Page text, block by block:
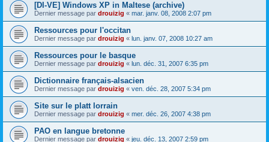
[DI-VE] Windows XP in Maltese (archive)
Dernier message par drouizig « mar. janv. 08, 2008 2:07 pm
Ressources pour l'occitan
Dernier message par drouizig « lun. janv. 07, 2008 10:27 am
Ressources pour le basque
Dernier message par drouizig « lun. déc. 31, 2007 6:35 pm
Dictionnaire français-alsacien
Dernier message par drouizig « ven. déc. 28, 2007 5:34 pm
Site sur le platt lorrain
Dernier message par drouizig « mer. déc. 26, 2007 4:38 pm
PAO en langue bretonne
Dernier message par drouizig « jeu. déc. 13, 2007 2:59 pm